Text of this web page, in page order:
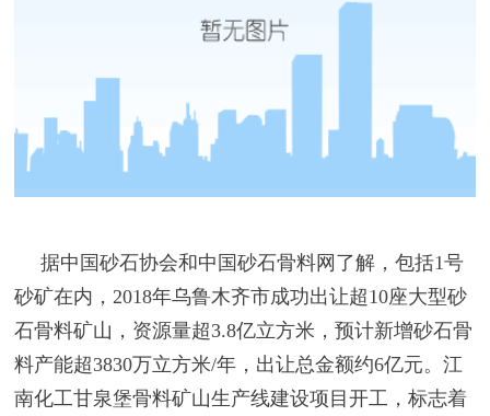
据中国砂石协会和中国砂石骨料网了解，包括1号
砂矿在内，2018年乌鲁木齐市成功出让超10座大型砂
石骨料矿山，资源量超3.8亿立方米，预计新增砂石骨
料产能超3830万立方米/年，出让总金额约6亿元。江
南化工甘泉堡骨料矿山生产线建设项目开工，标志着